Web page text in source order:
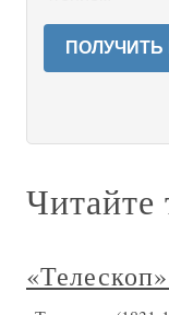
Читайте